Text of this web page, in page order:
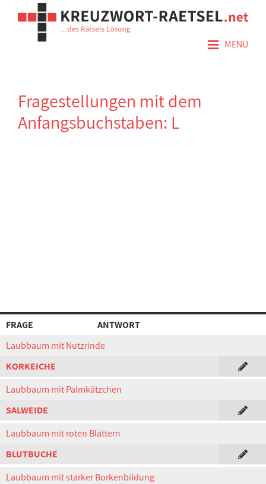
≡ MENÜ
Fragestellungen mit dem
Anfangsbuchstaben: L
FRAGE
ANTWORT
Laubbaum mit Nutzrinde
KORKEICHE
Laubbaum mit Palmkätzchen
SALWEIDE
Laubbaum mit roten Blättern
BLUTBUCHE
Laubbaum mit starker Borkenbildung